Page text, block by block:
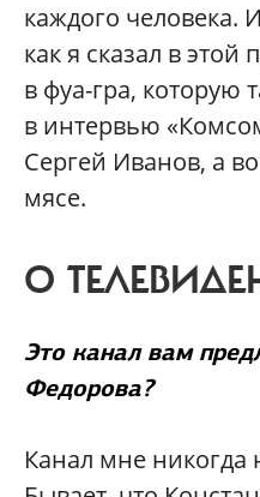
каждого человека.
как я сказал в
в фуа-гра, которую
в интервью
Сергей Иванов, а
мясе.
О
Это канал вам
Федорова?
Канал мне никогда